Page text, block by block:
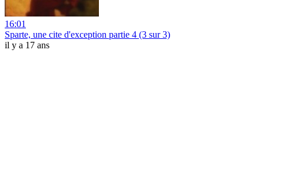
16:01
Sparte, une cite d'exception partie 4 (3 sur 3)
il y a 17 ans